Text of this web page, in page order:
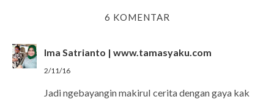
6 KOMENTAR
Ima Satrianto | www.tamasyaku.com
2/11/16
Jadi ngebayangin makirul cerita dengan gaya kak